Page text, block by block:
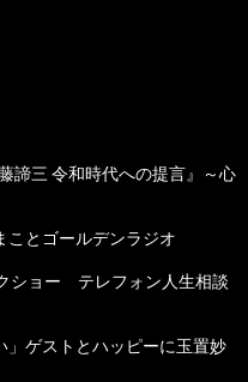
諦三 令和時代への提言』～心
ことゴールデンラジオ
ショー テレフォン人生相談
」ゲストとハッピーに玉置妙